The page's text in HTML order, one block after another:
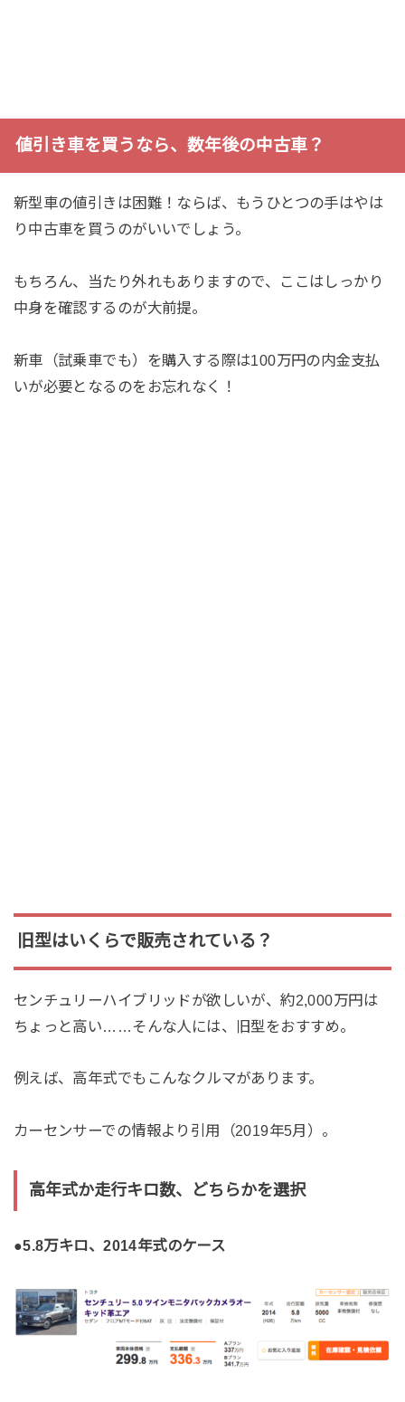
値引き車を買うなら、数年後の中古車？
新型車の値引きは困難！ならば、もうひとつの手はやは
り中古車を買うのがいいでしょう。
もちろん、当たり外れもありますので、ここはしっかり
中身を確認するのが大前提。
新車（試乗車でも）を購入する際は100万円の内金支払
いが必要となるのをお忘れなく！
旧型はいくらで販売されている？
センチュリーハイブリッドが欲しいが、約2,000万円は
ちょっと高い……そんな人には、旧型をおすすめ。
例えば、高年式でもこんなクルマがあります。
カーセンサーでの情報より引用（2019年5月）。
高年式か走行キロ数、どちらかを選択
●5.8万キロ、2014年式のケース